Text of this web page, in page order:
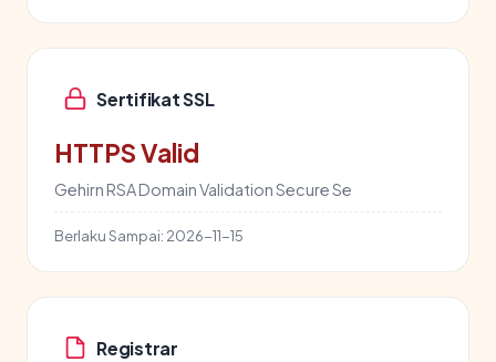
Sertifikat SSL
HTTPS Valid
Gehirn RSA Domain Validation Secure Se
Berlaku Sampai: 2026-11-15
Registrar